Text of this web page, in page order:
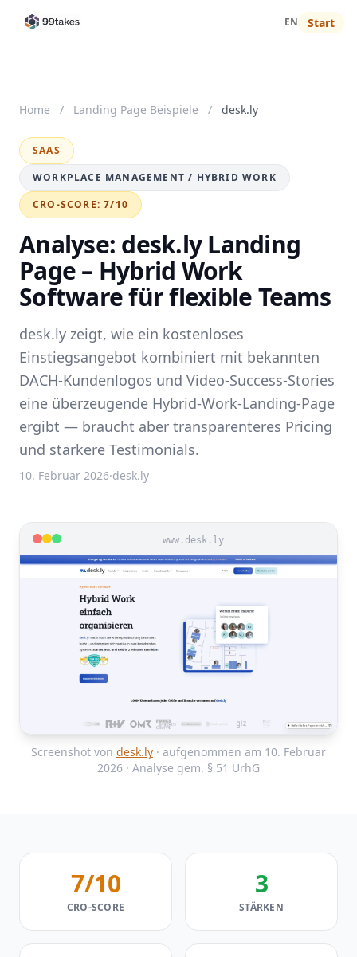
EN Start
Home / Landing Page Beispiele / desk.ly
SAAS
WORKPLACE MANAGEMENT / HYBRID WORK
CRO-SCORE: 7/10
Analyse: desk.ly Landing
Page – Hybrid Work
Software für flexible Teams
desk.ly zeigt, wie ein kostenloses
Einstiegsangebot kombiniert mit bekannten
DACH-Kundenlogos und Video-Success-Stories
eine überzeugende Hybrid-Work-Landing-Page
ergibt — braucht aber transparenteres Pricing
und stärkere Testimonials.
10. Februar 2026·desk.ly
www.desk.ly
Screenshot von desk.ly · aufgenommen am 10. Februar
2026 · Analyse gem. § 51 UrhG
7/10
CRO-SCORE
3
STÄRKEN